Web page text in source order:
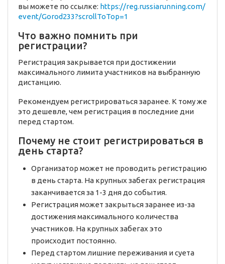
вы можете по ссылке: https://reg.russiarunning.com/
event/Gorod233?scrollToTop=1
Что важно помнить при
регистрации?
Регистрация закрывается при достижении
максимального лимита участников на выбранную
дистанцию.
Рекомендуем регистрироваться заранее. К тому же
это дешевле, чем регистрация в последние дни
перед стартом.
Почему не стоит регистрироваться в
день старта?
Организатор может не проводить регистрацию
в день старта. На крупных забегах регистрация
заканчивается за 1-3 дня до события.
Регистрация может закрыться заранее из-за
достижения максимального количества
участников. На крупных забегах это
происходит постоянно.
Перед стартом лишние переживания и суета